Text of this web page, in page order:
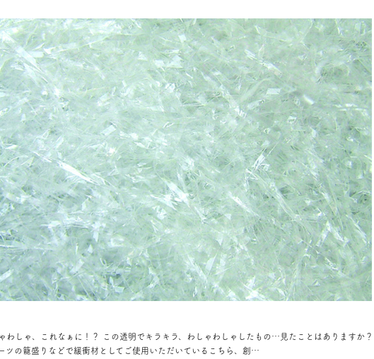
わしゃ、これなぁに！？ この透明でキラキラ、わしゃわしゃしたもの…見たことはありますか？
ツの籠盛りなどで緩衝材としてご使用いただいているこちら、創…